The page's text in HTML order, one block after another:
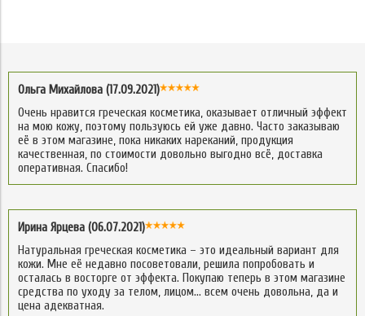
Ольга Михайлова (17.09.2021)
Очень нравится греческая косметика, оказывает отличный эффект
на мою кожу, поэтому пользуюсь ей уже давно. Часто заказываю
её в этом магазине, пока никаких нареканий, продукция
качественная, по стоимости довольно выгодно всё, доставка
оперативная. Спасибо!
Ирина Ярцева (06.07.2021)
Натуральная греческая косметика – это идеальный вариант для
кожи. Мне её недавно посоветовали, решила попробовать и
осталась в восторге от эффекта. Покупаю теперь в этом магазине
средства по уходу за телом, лицом… всем очень довольна, да и
цена адекватная.